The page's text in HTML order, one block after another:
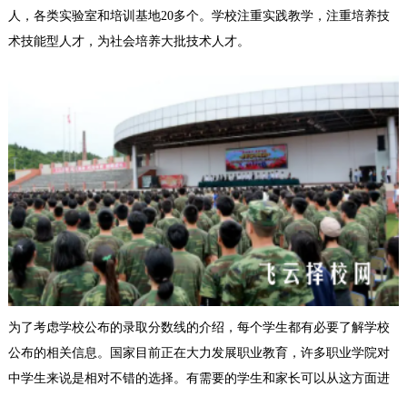
人，各类实验室和培训基地20多个。学校注重实践教学，注重培养技
术技能型人才，为社会培养大批技术人才。
为了考虑学校公布的录取分数线的介绍，每个学生都有必要了解学校
公布的相关信息。国家目前正在大力发展职业教育，许多职业学院对
中学生来说是相对不错的选择。有需要的学生和家长可以从这方面进